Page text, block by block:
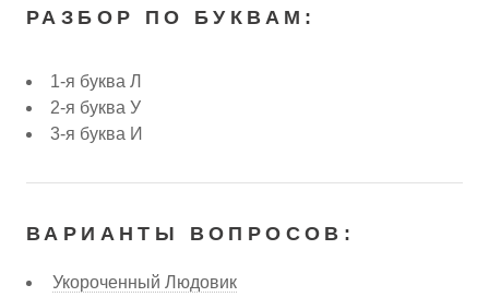
РАЗБОР ПО БУКВАМ:
1-я буква Л
2-я буква У
3-я буква И
ВАРИАНТЫ ВОПРОСОВ:
Укороченный Людовик